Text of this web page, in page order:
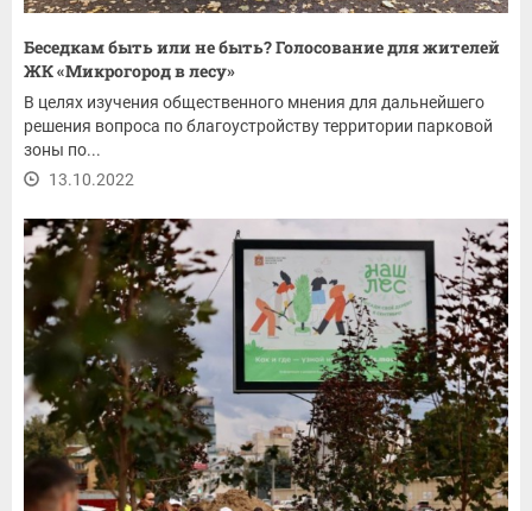
Беседкам быть или не быть? Голосование для жителей
ЖК «Микрогород в лесу»
В целях изучения общественного мнения для дальнейшего
решения вопроса по благоустройству территории парковой
зоны по...
13.10.2022